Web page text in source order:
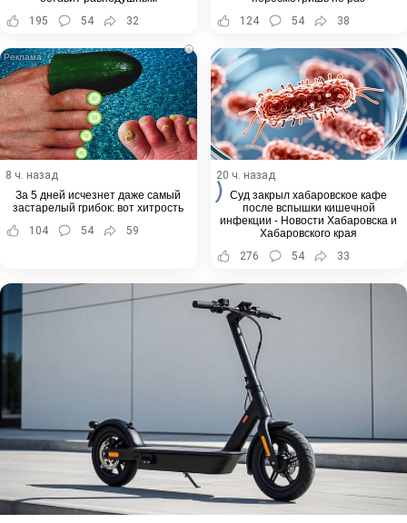
195
54 32
124
54 38
i
8 ч. назад
За 5 дней исчезнет даже самый
застарелый грибок: вот хитрость
104
54 59
20 ч. назад
Суд закрыл хабаровское кафе
после вспышки кишечной
инфекции - Новости Хабаровска и
Хабаровского края
276
54 33